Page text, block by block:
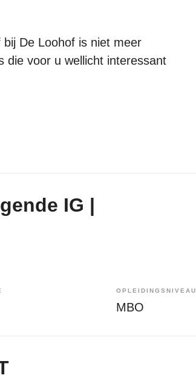
De Loohof is niet meer
die voor u wellicht interessant
IG |
OPLEIDINGSNIVEAU
MBO